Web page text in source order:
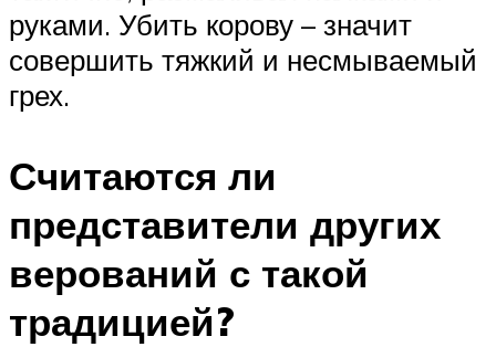
руками. Убить корову – значит
совершить тяжкий и несмываемый
грех.
Считаются ли
представители других
верований с такой
традицией?